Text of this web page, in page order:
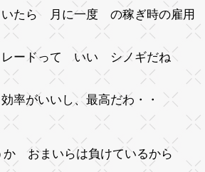
たら 月に一度 の稼ぎ時の雇用
ードって いい シノギだね
効率がいいし、最高だわ・・
か おまいらは負けているから